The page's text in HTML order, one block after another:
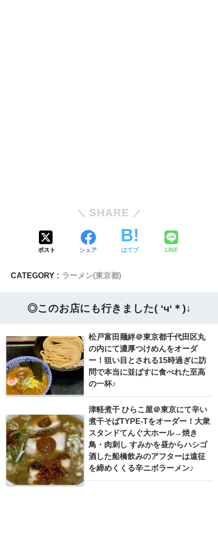
SHARE
ポスト シェア はてブ LINE
CATEGORY : ラーメン(東京都)
◎このお店にも行きました( ‘ч‘＊)↓
松戸富田麺絆＠東京都千代田区丸
の内にて濃厚つけめんをオーダ
ー！狙い目とされる15時過ぎに訪
問で本当に並ばすに食べれた至高
の一杯♪
津軽煮干 ひらこ屋＠東京にて辛い
煮干そばTYPE-Tをオーダー！大衆
スタンドてんぐ大ホール→焼き
鳥・肉刺し すみかを昼からハシゴ
酒した船橋飲みのアフターは遠征
を締めくくる辛ニボラーメン♪